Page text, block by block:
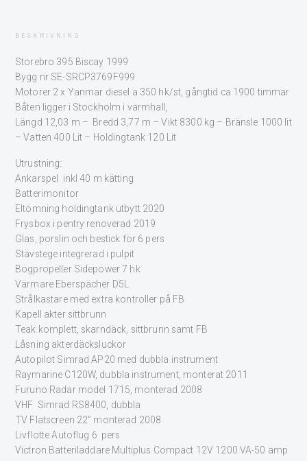
BESKRIVNING
Storebro 395 Biscay 1999
Bygg nr SE-SRCP3769F999
Motorer 2 x Yanmar diesel a 350 hk/st, gångtid ca 1900 timmar
Båten ligger i Stockholm i varmhall,
Längd 12,03 m – Bredd 3,77 m – Vikt 8300 kg – Bränsle 1000 lit
– Vatten 400 Lit – Holdingtank 120 Lit
Utrustning:
Ankarspel inkl 40 m kätting
Batterimonitor
Eltömning holdingtank utbytt 2020
Frysbox i pentry renoverad 2019
Glas, porslin och bestick för 6 pers
Stävstege integrerad i pulpit
Bogpropeller Sidepower 7 hk
Värmare Eberspächer D5L
Strålkastare med extra kontroller på FB
Kapell akter sittbrunn
Teak komplett, skarndäck, sittbrunn samt FB
Låsning akterdäcksluckor
Autopilot Simrad AP20 med dubbla instrument
Raymarine C120W, dubbla instrument, monterat 2011
Furuno Radar model 1715, monterad 2008
VHF Simrad RS8400, dubbla
TV Flatscreen 22” monterad 2008
Livflotte Autoflug 6 pers
Victron Batteriladdare Multiplus Compact 12V 1200 VA-50 amp